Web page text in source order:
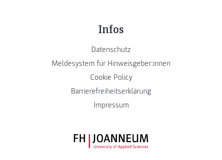
Infos
Datenschutz
Meldesystem für Hinweisgeber:innen
Cookie Policy
Barrierefreiheitserklärung
Impressum
FH JOANNEUM Logo